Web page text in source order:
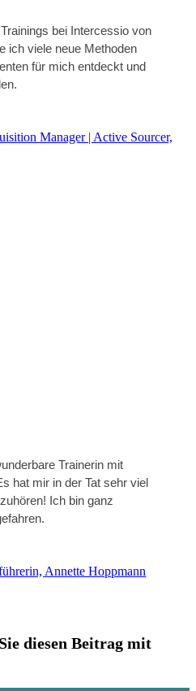
bei Intercessio von
ich viele neue Methoden
für mich entdeckt und
Manager | Active Sourcer,
Trainerin mit
hat mir in der Tat sehr viel
Ich bin ganz
Annette Hoppmann
diesen Beitrag mit